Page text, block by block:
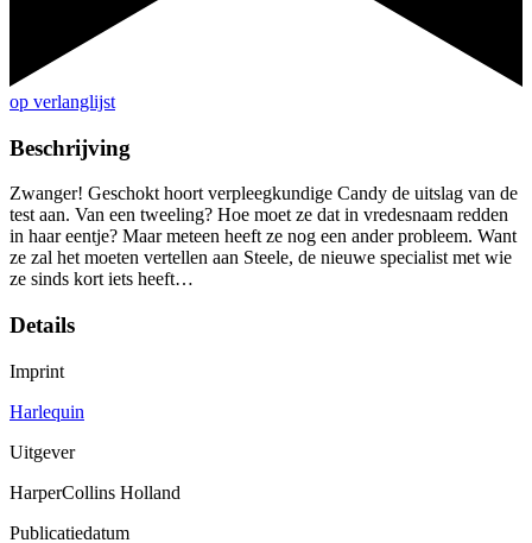
op verlanglijst
Beschrijving
Zwanger! Geschokt hoort verpleegkundige Candy de uitslag van de
test aan. Van een tweeling? Hoe moet ze dat in vredesnaam redden
in haar eentje? Maar meteen heeft ze nog een ander probleem. Want
ze zal het moeten vertellen aan Steele, de nieuwe specialist met wie
ze sinds kort iets heeft…
Details
Imprint
Harlequin
Uitgever
HarperCollins Holland
Publicatiedatum